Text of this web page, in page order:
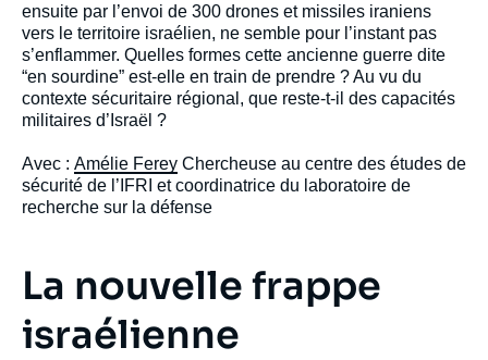
médiatique
ensuite par l’envoi de 300 drones et missiles iraniens
vers le territoire israélien, ne semble pour l’instant pas
s’enflammer. Quelles formes cette ancienne guerre dite
“en sourdine” est-elle en train de prendre ? Au vu du
contexte sécuritaire régional, que reste-t-il des capacités
militaires d’Israël ?
Avec : ​ Amélie Ferey Chercheuse au centre des études de
sécurité de l’IFRI et coordinatrice du laboratoire de
recherche sur la défense
La nouvelle frappe
israélienne